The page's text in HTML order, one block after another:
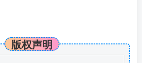
版权声明